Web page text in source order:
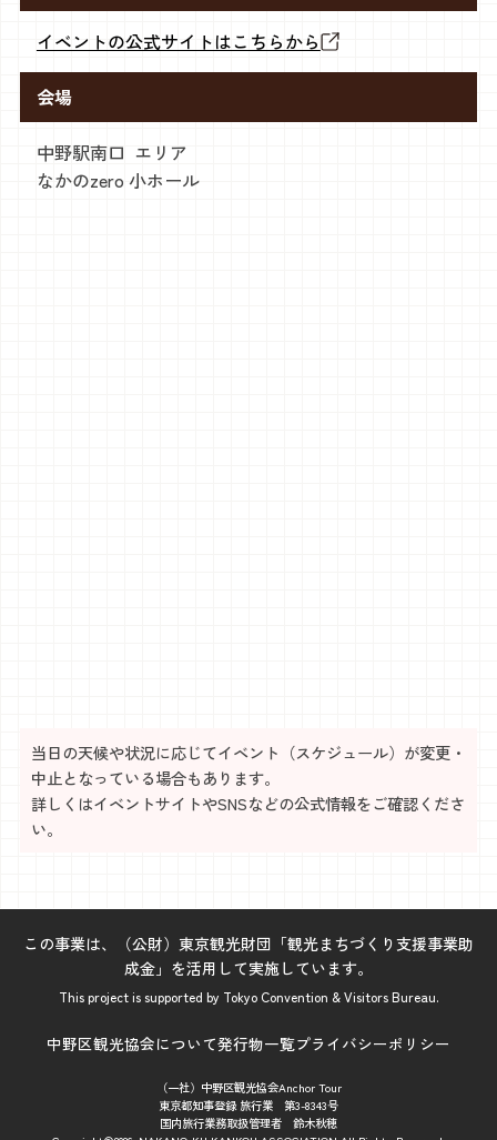
イベントの公式サイトはこちらから
会場
中野駅南口 エリア
なかのzero 小ホール
当日の天候や状況に応じてイベント（スケジュール）が変更・
中止となっている場合もあります。
詳しくはイベントサイトやSNSなどの公式情報をご確認くださ
い。
この事業は、（公財）東京観光財団「観光まちづくり支援事業助
成金」を活用して実施しています。
This project is supported by Tokyo Convention & Visitors Bureau.
中野区観光協会について発行物一覧プライバシーポリシー
（一社）中野区観光協会Anchor Tour
東京都知事登録 旅行業 第3-8343号
国内旅行業務取扱管理者 鈴木秋穂